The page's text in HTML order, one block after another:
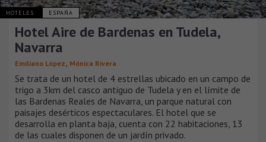
HOTELES ESPAÑA
Hotel Aire de Bardenas en Tudela,
Navarra
Emiliano López, Mónica Rivera
Se trata de un hotel de 4 estrellas ubicado en un campo de
trigo a 3km del casco antiguo de Tudela y en el límite de
las Bardenas Reales de Navarra, un parque natural con
paisajes desérticos espectaculares. El hotel que se
desarrolla en planta baja, cuenta con 22 habitaciones, 13
de las cuales disponen de un jardín privado.